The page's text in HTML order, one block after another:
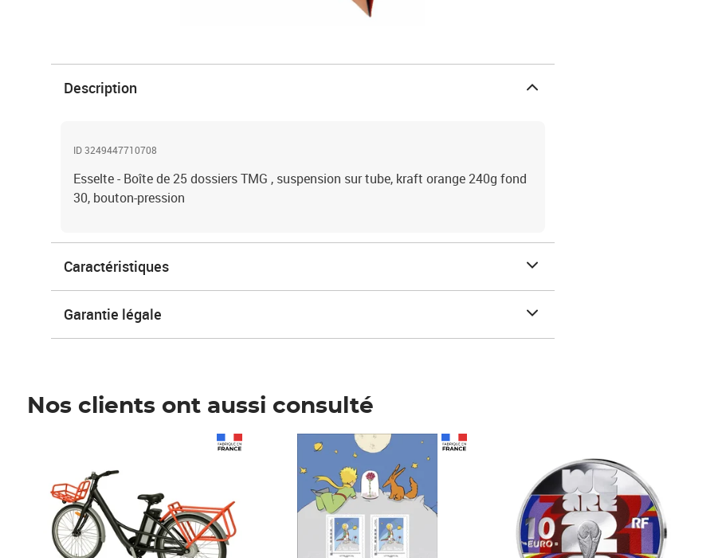
Description
ID 3249447710708
Esselte - Boîte de 25 dossiers TMG , suspension sur tube, kraft orange 240g fond
30, bouton-pression
Caractéristiques
Garantie légale
Nos clients ont aussi consulté
Prix 7,50€